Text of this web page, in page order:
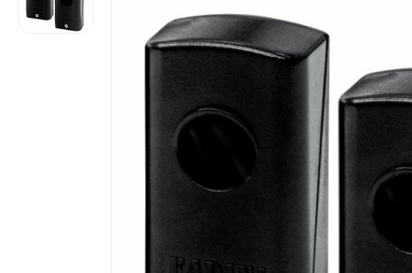
Elektrische vergrendeling